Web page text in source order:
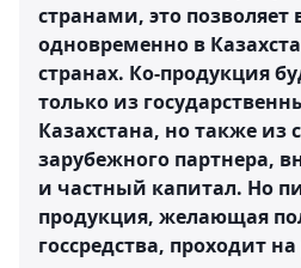
странами, это
одновременно в
странах. Ко-продукция
только из
Казахстана, но также из
зарубежного партнера,
и частный капитал. Но
продукция, желающая
госсредства, проходит